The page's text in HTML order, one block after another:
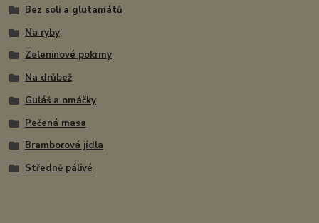
Bez soli a glutamátů
Na ryby
Zeleninové pokrmy
Na drůbež
Guláš a omáčky
Pečená masa
Bramborová jídla
Středně pálivé